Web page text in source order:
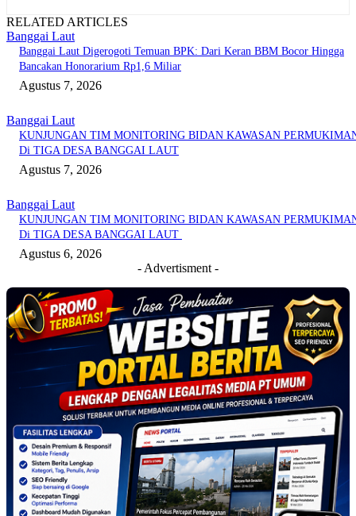
RELATED ARTICLES
Banggai Laut
Banggai Laut Digerogoti Temuan BPK: Dari Keran BBM Bocor Hingga
Bancakan Honorarium Rp1,6 Miliar
Agustus 7, 2026
Banggai Laut
KUNJUNGAN TIM MONITORING BIDAN KAWASAN
Di TIGA DESA BANGGAI LAUT
Agustus 7, 2026
Banggai Laut
KUNJUNGAN TIM MONITORING BIDAN KAWASAN
Di TIGA DESA BANGGAI LAUT
Agustus 6, 2026
- Advertisment -